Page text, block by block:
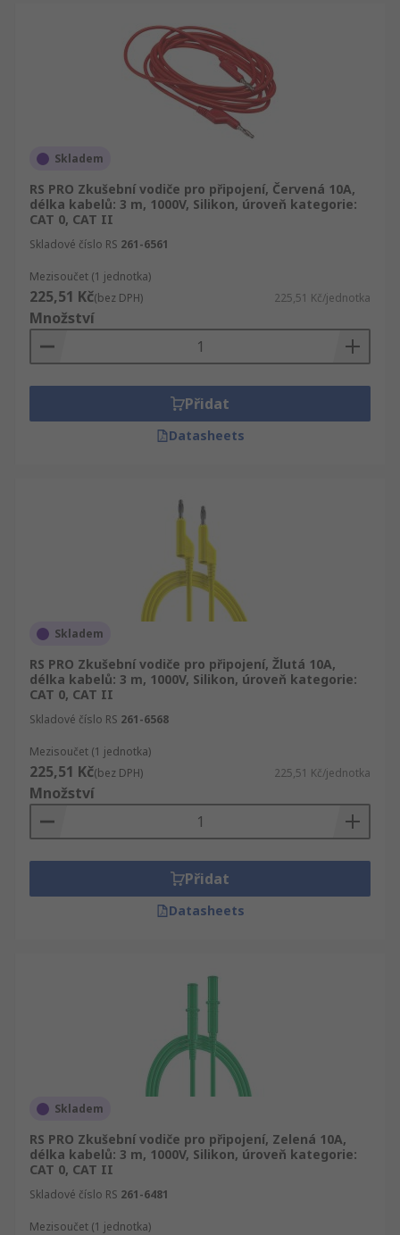
Skladem
RS PRO Zkušební vodiče pro připojení, Červená 10A,
délka kabelů: 3 m, 1000V, Silikon, úroveň kategorie:
CAT 0, CAT II
Skladové číslo RS 261-6561
Mezisoučet (1 jednotka)
225,51 Kč(bez DPH) 225,51 Kč/jednotka
Množství
Přidat
Datasheets
Skladem
RS PRO Zkušební vodiče pro připojení, Žlutá 10A,
délka kabelů: 3 m, 1000V, Silikon, úroveň kategorie:
CAT 0, CAT II
Skladové číslo RS 261-6568
Mezisoučet (1 jednotka)
225,51 Kč(bez DPH) 225,51 Kč/jednotka
Množství
Přidat
Datasheets
Skladem
RS PRO Zkušební vodiče pro připojení, Zelená 10A,
délka kabelů: 3 m, 1000V, Silikon, úroveň kategorie:
CAT 0, CAT II
Skladové číslo RS 261-6481
Mezisoučet (1 jednotka)